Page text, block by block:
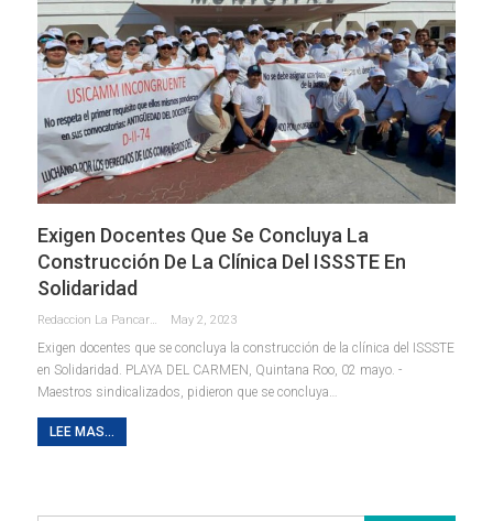
Exigen Docentes Que Se Concluya La
Construcción De La Clínica Del ISSSTE En
Solidaridad
Redaccion La Pancarta De Quintana Roo May 2, 2023
Exigen docentes que se concluya la construcción de la clínica del ISSSTE
en Solidaridad. PLAYA DEL CARMEN, Quintana Roo, 02 mayo. -
Maestros sindicalizados, pidieron que se concluya…
LEE MAS...